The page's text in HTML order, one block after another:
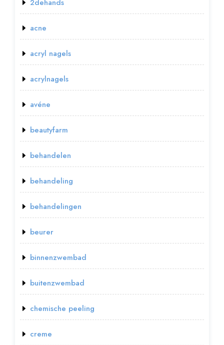
2dehands
acne
acryl nagels
acrylnagels
avéne
beautyfarm
behandelen
behandeling
behandelingen
beurer
binnenzwembad
buitenzwembad
chemische peeling
creme